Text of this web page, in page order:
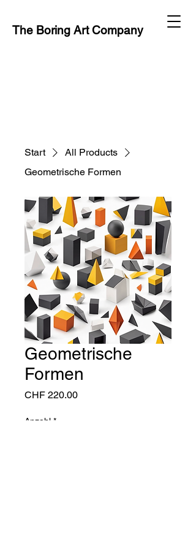
The Boring Art Company
Start
All Products
Geometrische Formen
Geometrische
Formen
CHF 220.00Preis
Anzahl *